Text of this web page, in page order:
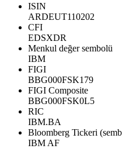
ISIN
ARDEUT110202
CFI
EDSXDR
Menkul değer sembolü
IBM
FIGI
BBG000FSK179
FIGI Composite
BBG000FSK0L5
RIC
IBM.BA
Bloomberg Tickeri
IBM AF